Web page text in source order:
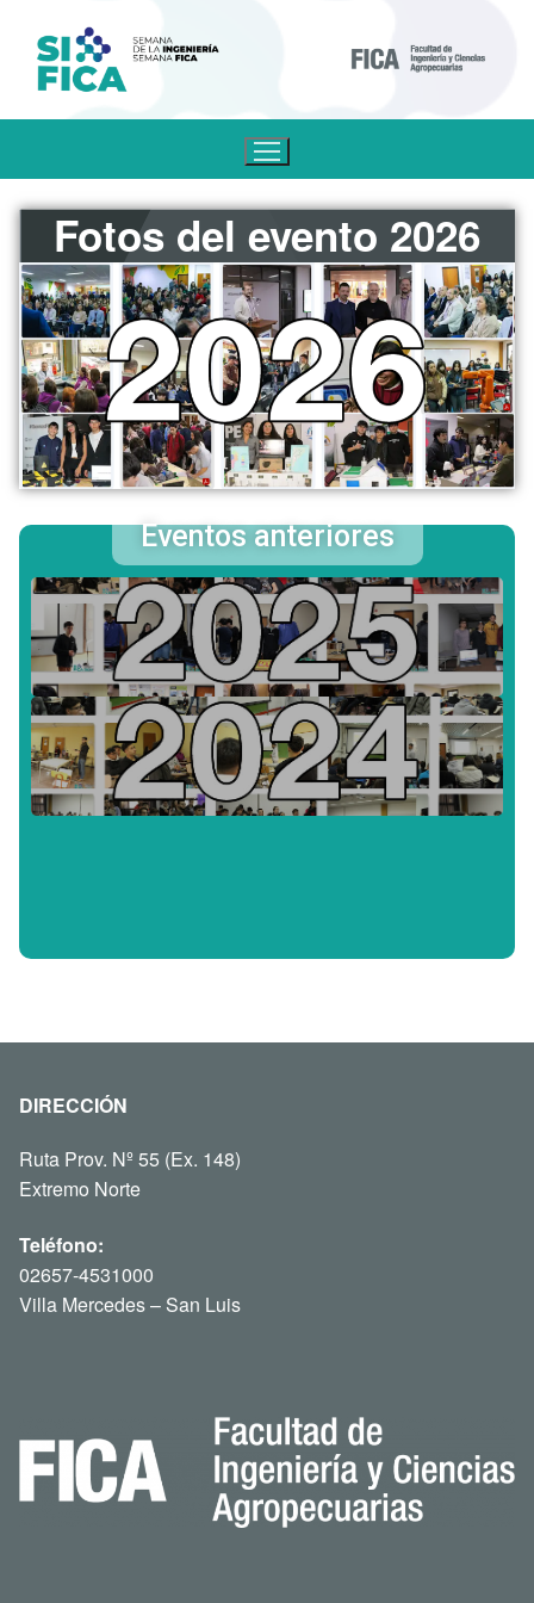
Fotos del evento 2026
Eventos anteriores
DIRECCIÓN
Ruta Prov. Nº 55 (Ex. 148)
Extremo Norte
Teléfono:
02657-4531000
Villa Mercedes – San Luis